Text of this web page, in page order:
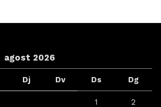
agost 2026
Dj Dv Ds Dg
1 2